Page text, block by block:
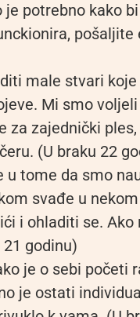
je potrebno kako
male stvari
Mi smo
za zajednički
(U braku 22
u tome da smo
svađe u
i ohladiti se.
godinu)
je o sebi početi
je ostati